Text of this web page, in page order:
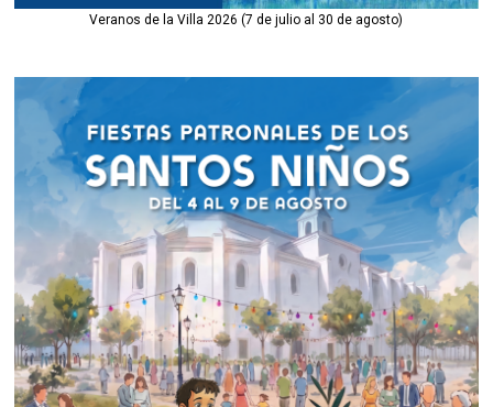
Veranos de la Villa 2026 (7 de julio al 30 de agosto)